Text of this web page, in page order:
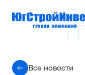
Все новости